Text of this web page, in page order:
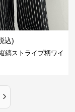
込)
縞ストライプ柄ワイ
›